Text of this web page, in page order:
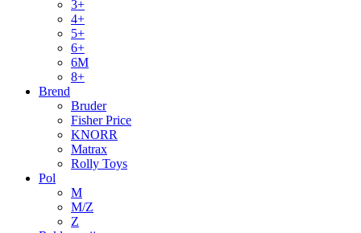
3+
4+
5+
6+
6M
8+
Brend
Bruder
Fisher Price
KNORR
Matrax
Rolly Toys
Pol
M
M/Z
Z